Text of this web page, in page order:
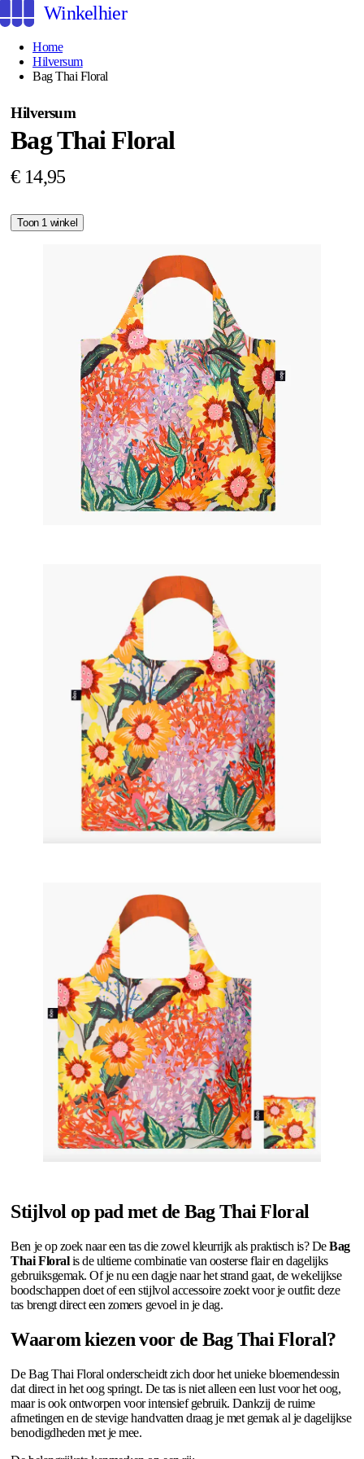
Winkelhier
Home
Hilversum
Bag Thai Floral
Hilversum
Bag Thai Floral
€ 14,95
Toon 1 winkel
Stijlvol op pad met de Bag Thai Floral
Ben je op zoek naar een tas die zowel kleurrijk als praktisch is? DeBag
Thai Floralis de ultieme combinatie van oosterse flair en dagelijks
gebruiksgemak. Of je nu een dagje naar het strand gaat, de wekelijkse
boodschappen doet of een stijlvol accessoire zoekt voor je outfit: deze
tas brengt direct een zomers gevoel in je dag.
Waarom kiezen voor de Bag Thai Floral?
De Bag Thai Floral onderscheidt zich door het unieke bloemendessin
dat direct in het oog springt. De tas is niet alleen een lust voor het oog,
maar is ook ontworpen voor intensief gebruik. Dankzij de ruime
afmetingen en de stevige handvatten draag je met gemak al je dagelijkse
benodigdheden met je mee.